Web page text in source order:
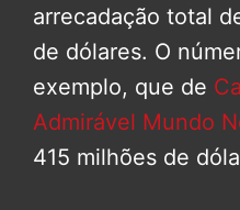
arrecadação total
de dólares. O
exemplo, que de
Admirável Mundo
415 milhões de